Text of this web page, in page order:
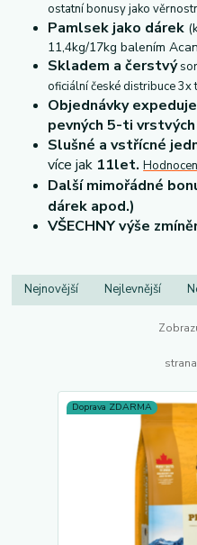
ostatní bonusy jako
Pamlsek jako dárek
11,4kg/17kg balením
Skladem a čerstvý
oficiální české distribuce 3x
Objednávky
pevných 5-ti
Slušné a vstřícné
více jak 11let.
Další mimořádné
dárek apod.)
VŠECHNY výše
Nejnovější Nejlevnější
strana
Doprava ZDARMA